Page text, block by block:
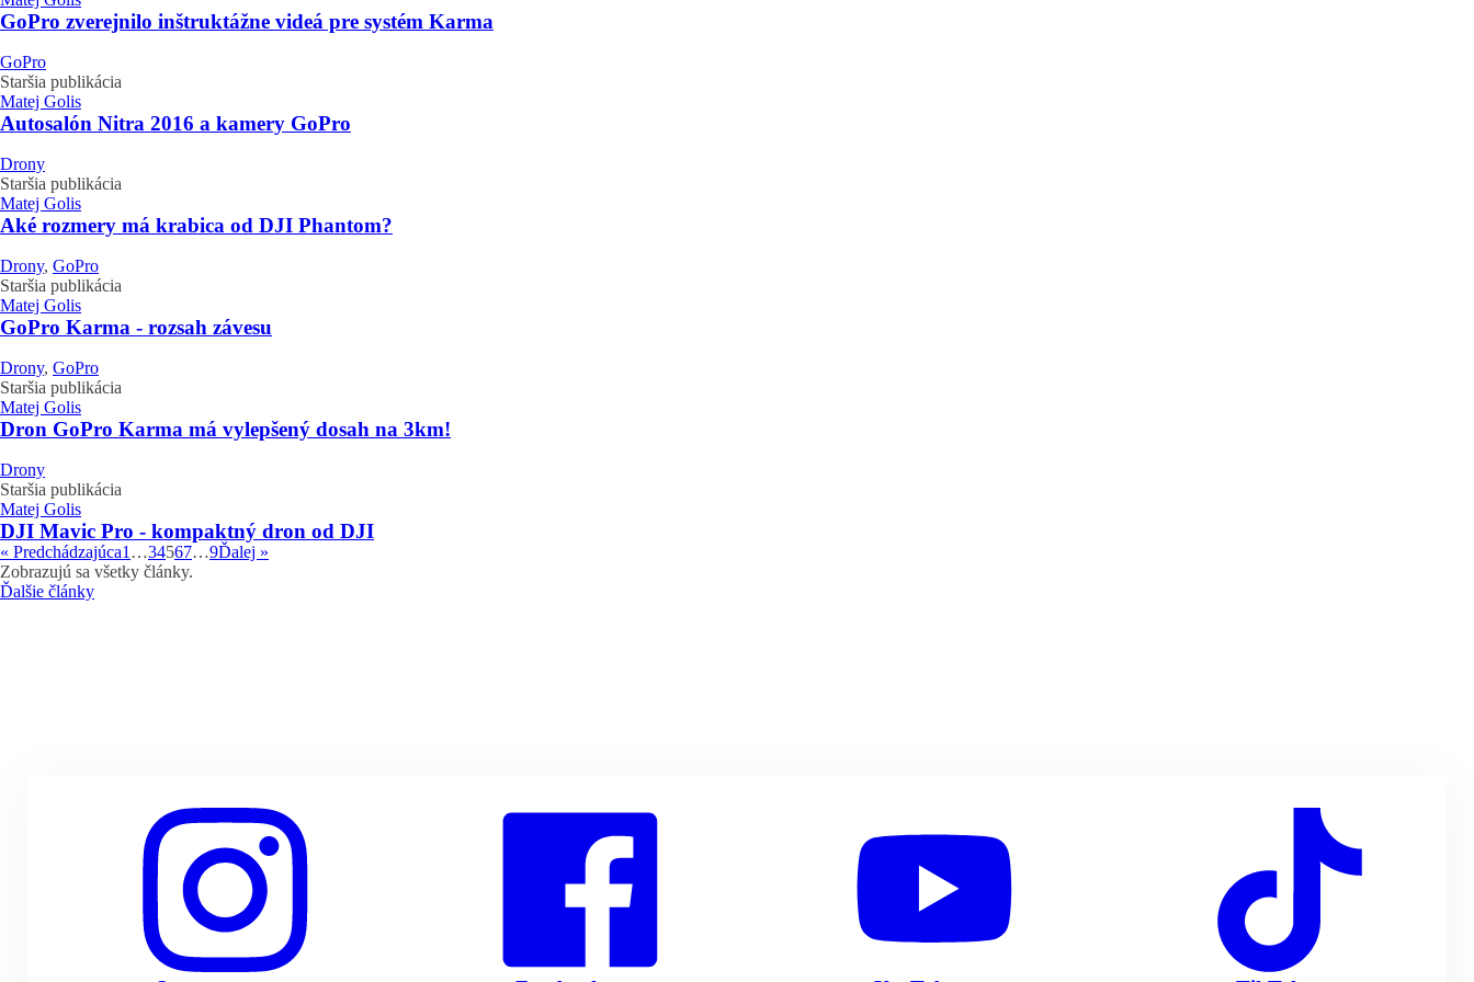
GoPro zverejnilo inštruktážne videá pre systém Karma
GoPro
Staršia publikácia
Matej Golis
Autosalón Nitra 2016 a kamery GoPro
Drony
Staršia publikácia
Matej Golis
Aké rozmery má krabica od DJI Phantom?
Drony, GoPro
Staršia publikácia
Matej Golis
GoPro Karma - rozsah závesu
Drony, GoPro
Staršia publikácia
Matej Golis
Dron GoPro Karma má vylepšený dosah na 3km!
Drony
Staršia publikácia
Matej Golis
DJI Mavic Pro - kompaktný dron od DJI
« Predchádzajúca1 …34567…9Ďalej »
Zobrazujú sa všetky články.
Ďalšie články